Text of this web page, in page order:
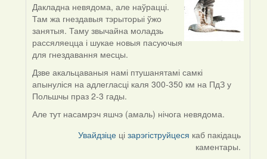
In
reply
to
by
Мікалай
(госць)
Дакладна невядома, але наўрацці.
Там жа гнездавыя тэрыторыі ўжо
занятыя. Таму звычайна моладзь
рассяляецца і шукае новыя пасуючыя
для гнездавання месцы.
Дзве акальцаваныя намі птушанятамі самкі
апынуліся на адлегласці каля 300-350 км на ПдЗ у
Польшчы праз 2-3 гады.
Але тут насамрэч яшчэ (амаль) нічога невядома.
Увайдзіце цізарэгіструйцеся каб пакідаць
каментары.